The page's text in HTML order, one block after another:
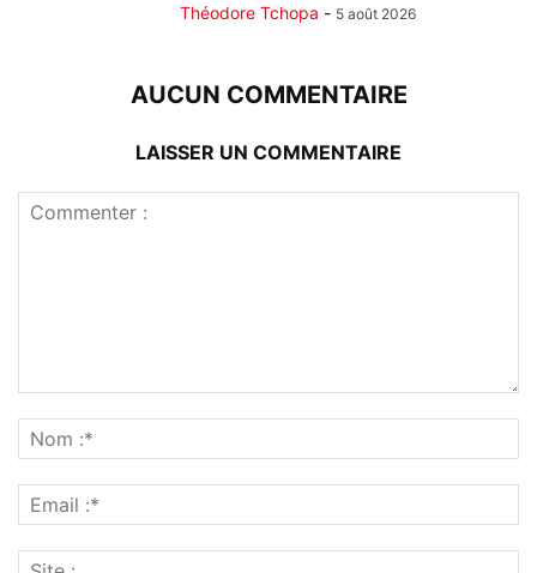
Théodore Tchopa - 5 août 2026
AUCUN COMMENTAIRE
LAISSER UN COMMENTAIRE